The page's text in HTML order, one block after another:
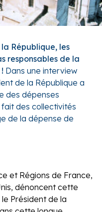
République, les
responsables de la
Dans une interview
de la République a
des dépenses
des collectivités
de la dépense de
et Régions de France,
dénoncent cette
Président de la